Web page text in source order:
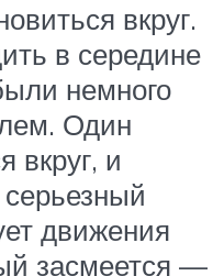
вкруг.
в середине
немного
Один
вкруг, и
движения
засмеется —